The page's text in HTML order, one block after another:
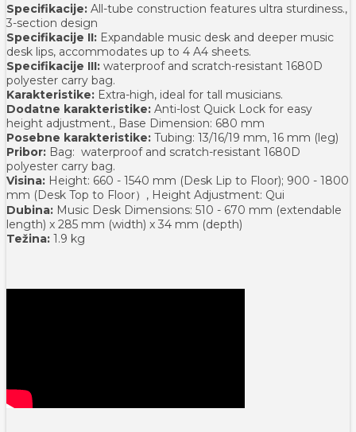
Specifikacije: All-tube construction features ultra sturdiness.,
3-section design
Specifikacije II: Expandable music desk and deeper music
desk lips, accommodates up to 4 A4 sheets.
Specifikacije III: waterproof and scratch-resistant 1680D
polyester carry bag.
Karakteristike: Extra-high, ideal for tall musicians.
Dodatne karakteristike: Anti-lost Quick Lock for easy
height adjustment., Base Dimension: 680 mm
Posebne karakteristike: Tubing: 13/16/19 mm, 16 mm (leg)
Pribor: Bag: waterproof and scratch-resistant 1680D
polyester carry bag.
Visina: Height: 660 - 1540 mm (Desk Lip to Floor); 900 - 1800
mm (Desk Top to Floor）, Height Adjustment: Qui
Dubina: Music Desk Dimensions: 510 - 670 mm (extendable
length) x 285 mm (width) x 34 mm (depth)
Težina: 1.9 kg